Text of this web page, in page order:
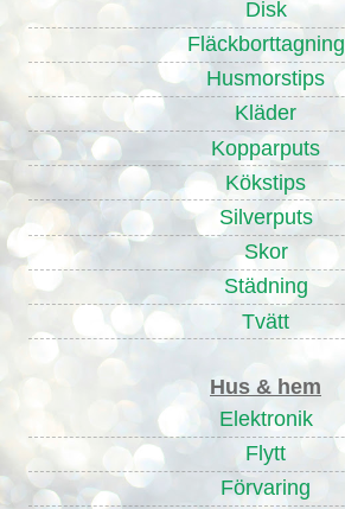
Disk
Fläckborttagning
Husmorstips
Kläder
Kopparputs
Kökstips
Silverputs
Skor
Städning
Tvätt
Hus & hem
Elektronik
Flytt
Förvaring